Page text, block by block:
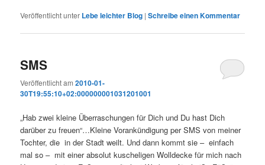
Veröffentlicht unter Lebe leichter Blog |Schreibe einen Kommentar
SMS
Veröffentlicht am2010-01-
30T19:55:10+02:000000001031201001
„Hab zwei kleine Überraschungen für Dich und Du hast Dich
darüber zu freuen“…Kleine Vorankündigung per SMS von meiner
Tochter, die in der Stadt weilt. Und dann kommt sie – einfach
mal so – mit einer absolut kuscheligen Wolldecke für mich nach